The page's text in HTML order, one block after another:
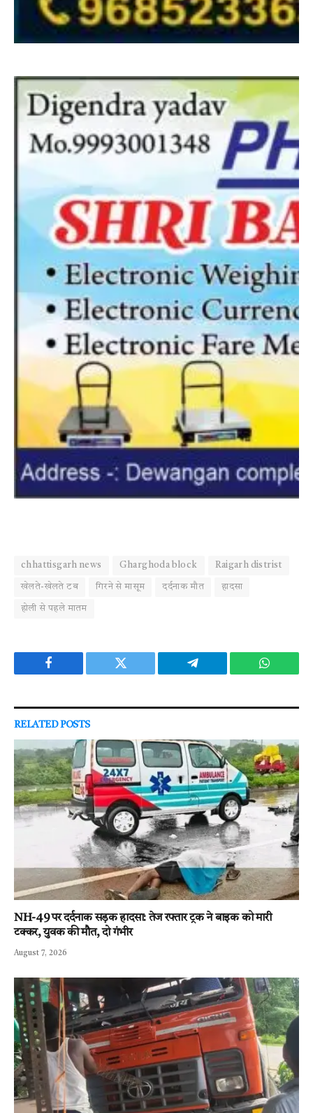
chhattisgarh news Gharghoda block Raigarh distrist
खेलते-खेलते टब गिरने से मासूम दर्दनाक मौत हादसा
होली से पहले मातम
Facebook Twitter Telegram
RELATEDPOSTS
NH-49 पर दर्दनाक सड़क हादसा: तेज रफ्तार ट्रक ने बाइक को मारी
टक्कर, युवक की मौत, दो गंभीर
August 7, 2026